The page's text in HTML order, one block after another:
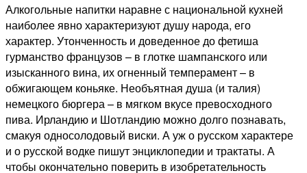
Алкогольные напитки наравне с национальной кухней
наиболее явно характеризуют душу народа, его
характер. Утонченность и доведенное до фетиша
гурманство французов – в глотке шампанского или
изысканного вина, их огненный темперамент – в
обжигающем коньяке. Необъятная душа (и талия)
немецкого бюргера – в мягком вкусе превосходного
пива. Ирландию и Шотландию можно долго познавать,
смакуя односолодовый виски. А уж о русском характере
и о русской водке пишут энциклопедии и трактаты. А
чтобы окончательно поверить в изобретательность